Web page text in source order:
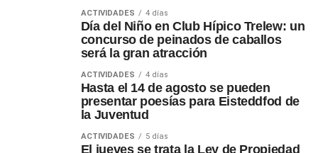
ACTIVIDADES 4 días
Día del Niño en Club Hípico Trelew: un
concurso de peinados de caballos
será la gran atracción
ACTIVIDADES 4 días
Hasta el 14 de agosto se pueden
presentar poesías para Eisteddfod de
la Juventud
ACTIVIDADES 5 días
El jueves se trata la Ley de Propiedad